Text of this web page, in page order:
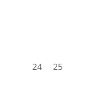
24 25